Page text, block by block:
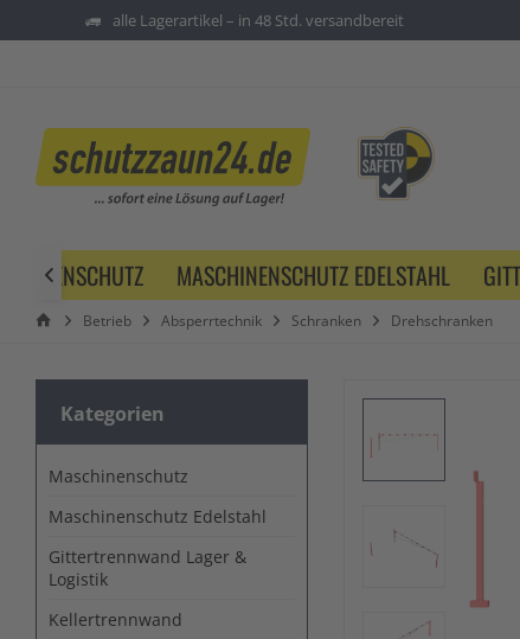
alle Lagerartikel – in 48 Std. versandbereit
MASCHINENSCHUTZ EDELSTAHL

Betrieb Absperrtechnik Schranken Drehschranken
Kategorien
Maschinenschutz
Maschinenschutz Edelstahl
Gittertrennwand Lager &
Logistik
Kellertrennwand